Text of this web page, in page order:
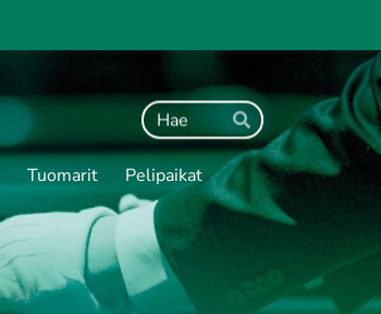
Haku
Hae
Tuomarit
Pelipaikat